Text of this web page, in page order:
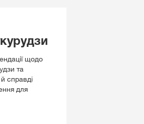
щодо
та
справді
для